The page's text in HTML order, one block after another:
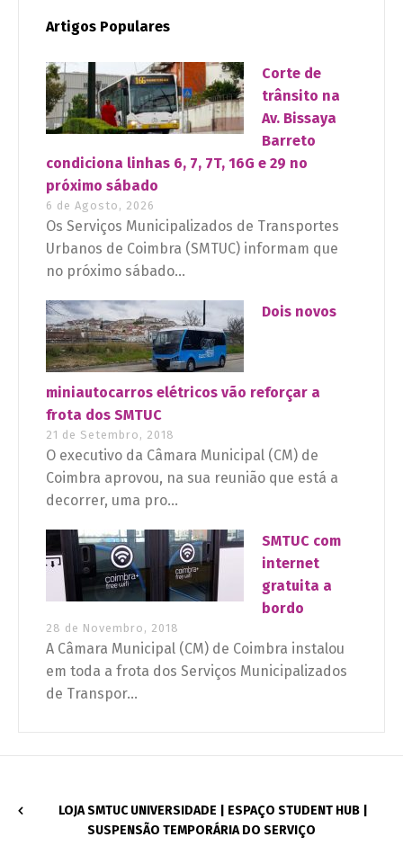
Artigos Populares
Corte de
trânsito na
Av. Bissaya
Barreto
condiciona linhas 6, 7, 7T, 16G e 29 no
próximo sábado
6 de Agosto, 2026
Os Serviços Municipalizados de Transportes
Urbanos de Coimbra (SMTUC) informam que
no próximo sábado...
Dois novos
miniautocarros elétricos vão reforçar a
frota dos SMTUC
21 de Setembro, 2018
O executivo da Câmara Municipal (CM) de
Coimbra aprovou, na sua reunião que está a
decorrer, uma pro...
SMTUC com
internet
gratuita a
bordo
28 de Novembro, 2018
A Câmara Municipal (CM) de Coimbra instalou
em toda a frota dos Serviços Municipalizados
de Transpor...
LOJA SMTUC UNIVERSIDADE | ESPAÇO STUDENT HUB |
SUSPENSÃO TEMPORÁRIA DO SERVIÇO